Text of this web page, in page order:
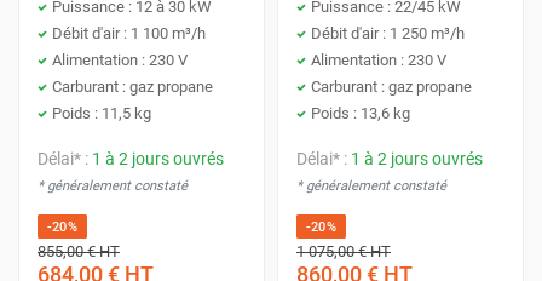
Puissance : 12 à 30 kW
Débit d'air : 1 100 m³/h
Alimentation : 230 V
Carburant : gaz propane
Poids : 11,5 kg
Délai* : 1 à 2 jours ouvrés
* généralement constaté
-20%
855,00 €HT
684,00 € HT
Puissance : 22/45 kW
Débit d'air : 1 250 m³/h
Alimentation : 230 V
Carburant : gaz propane
Poids : 13,6 kg
Délai* : 1 à 2 jours ouvrés
* généralement constaté
-20%
1 075,00 €HT
860,00 € HT